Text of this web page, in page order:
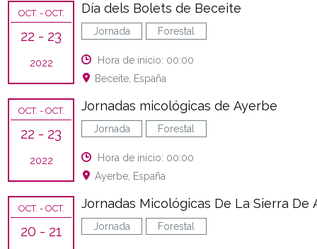
OCT. - OCT.
22 - 23
2022
Día dels Bolets de Beceite
Jornada Forestal
Hora de inicio: 00:00
Beceite, España
OCT. - OCT.
22 - 23
2022
Jornadas micológicas de Ayerbe
Jornada Forestal
Hora de inicio: 00:00
Ayerbe, España
OCT. - OCT.
20 - 21
Jornadas Micológicas De La Sierra De
Jornada Forestal